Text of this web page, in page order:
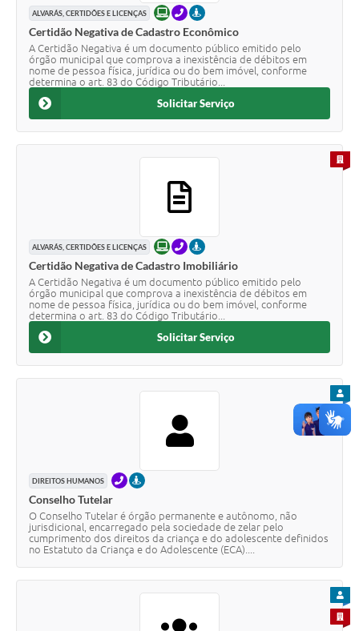
ALVARÁS, CERTIDÕES E LICENÇAS ONLINETELEFONEPRESENCIAL
Certidão Negativa de Cadastro Econômico
A Certidão Negativa é um documento público emitido pelo
órgão municipal que comprova a inexistência de débitos em
nome de pessoa física, jurídica ou do bem imóvel, conforme
determina o art. 83 do Código Tributário...
Solicitar Serviço
ALVARÁS, CERTIDÕES E LICENÇAS ONLINETELEFONEPRESENCIAL
Certidão Negativa de Cadastro Imobiliário
A Certidão Negativa é um documento público emitido pelo
órgão municipal que comprova a inexistência de débitos em
nome de pessoa física, jurídica ou do bem imóvel, conforme
determina o art. 83 do Código Tributário...
PARA
Solicitar Serviço
DIREITOS HUMANOS TELEFONEPRESENCIAL
Conselho Tutelar
O Conselho Tutelar é órgão permanente e autônomo, não
jurisdicional, encarregado pela sociedade de zelar pelo
cumprimento dos direitos da criança e do adolescente definidos
no Estatuto da Criança e do Adolescente (ECA)....
PARA